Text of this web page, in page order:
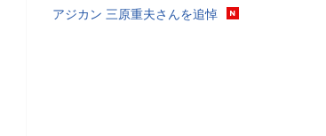
アジカン 三原重夫さんを追悼